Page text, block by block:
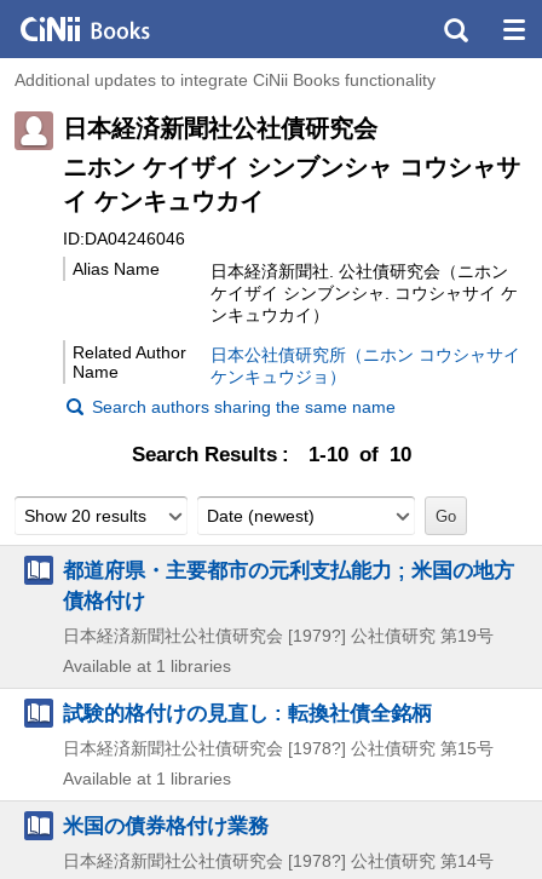
Additional updates to integrate CiNii Books functionality
日本経済新聞社公社債研究会
ニホン ケイザイ シンブンシャ コウシャサ
イ ケンキュウカイ
ID:DA04246046
Alias Name
日本経済新聞社. 公社債研究会（ニホン
ケイザイ シンブンシャ. コウシャサイ ケ
ンキュウカイ）
Related Author
Name
日本公社債研究所（ニホン コウシャサイ
ケンキュウジョ）
Search authors sharing the same name
Search Results 1-10 of 10
Show 20 results Date (newest)
都道府県・主要都市の元利支払能力 ; 米国の地方
債格付け
日本経済新聞社公社債研究会 [1979?] 公社債研究 第19号
Available at 1 libraries
試験的格付けの見直し : 転換社債全銘柄
日本経済新聞社公社債研究会 [1978?] 公社債研究 第15号
Available at 1 libraries
米国の債券格付け業務
日本経済新聞社公社債研究会 [1978?] 公社債研究 第14号